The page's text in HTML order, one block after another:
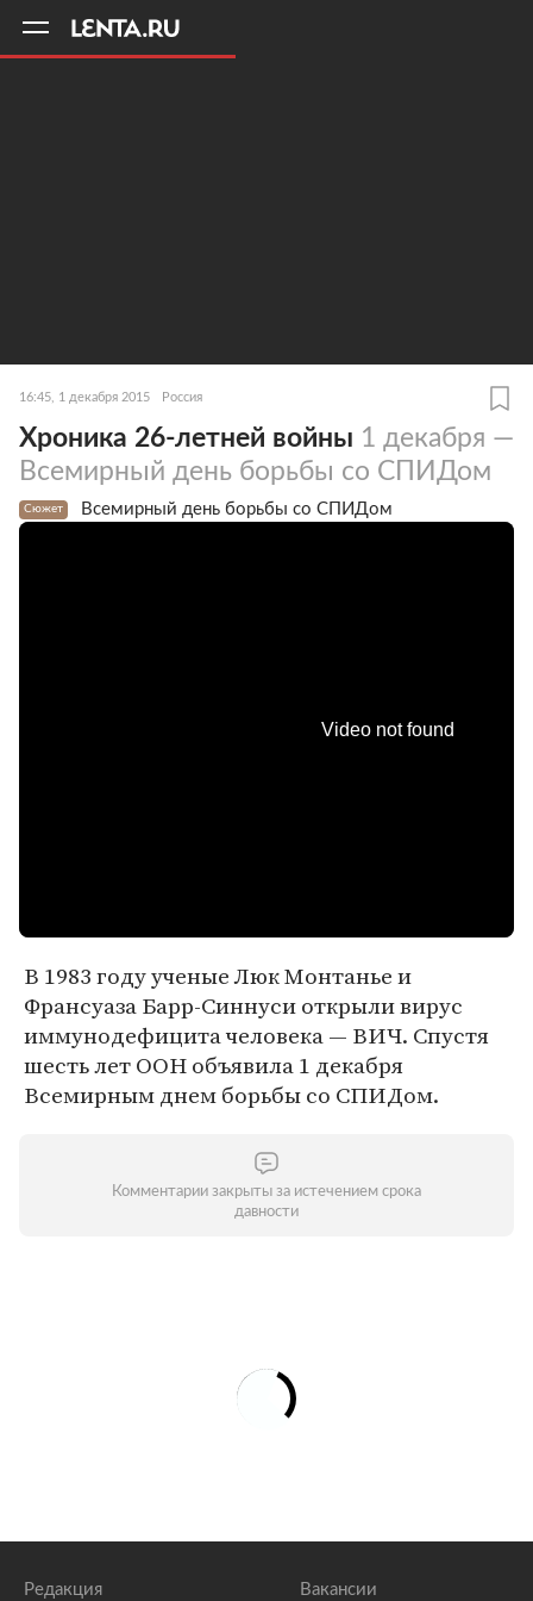
16:45, 1 декабря 2015 Россия
Хроника 26-летней войны 1 декабря —
Всемирный день борьбы со СПИДом
Сюжет Всемирный день борьбы со СПИДом
Video not found
В 1983 году ученые Люк Монтанье и
Франсуаза Барр-Синнуси открыли вирус
иммунодефицита человека — ВИЧ. Спустя
шесть лет ООН объявила 1 декабря
Всемирным днем борьбы со СПИДом.
Комментарии закрыты за истечением срока
давности
Редакция Вакансии